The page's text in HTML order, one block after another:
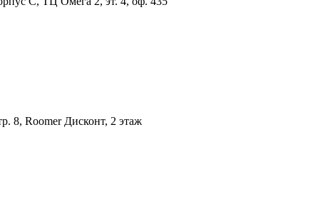
8, Roomer Дисконт, 2 этаж